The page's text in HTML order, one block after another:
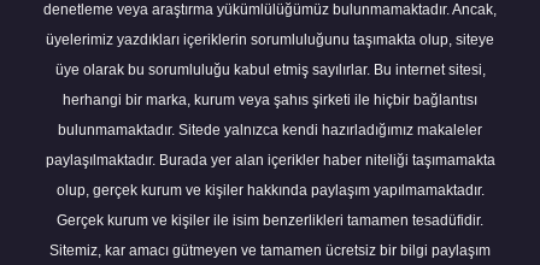
denetleme veya araştırma yükümlülüğümüz bulunmamaktadır. Ancak,
üyelerimiz yazdıkları içeriklerin sorumluluğunu taşımakta olup, siteye
üye olarak bu sorumluluğu kabul etmiş sayılırlar. Bu internet sitesi,
herhangi bir marka, kurum veya şahıs şirketi ile hiçbir bağlantısı
bulunmamaktadır. Sitede yalnızca kendi hazırladığımız makaleler
paylaşılmaktadır. Burada yer alan içerikler haber niteliği taşımamakta
olup, gerçek kurum ve kişiler hakkında paylaşım yapılmamaktadır.
Gerçek kurum ve kişiler ile isim benzerlikleri tamamen tesadüfidir.
Sitemiz, kar amacı gütmeyen ve tamamen ücretsiz bir bilgi paylaşım